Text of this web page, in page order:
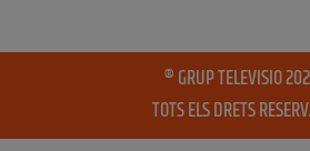
® GRUP TELEVISIO
TOTS ELS DRETS